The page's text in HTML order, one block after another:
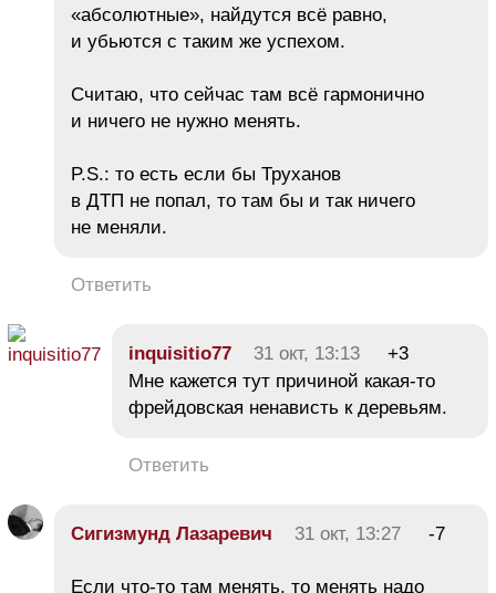
«абсолютные», найдутся всё равно,
и убьются с таким же успехом.
Считаю, что сейчас там всё гармонично
и ничего не нужно менять.
P.S.: то есть если бы Труханов
в ДТП не попал, то там бы и так ничего
не меняли.
Ответить
іnquіsitіо77 31 окт, 13:13
+3
Мне кажется тут причиной какая-то
фрейдовская ненависть к деревьям.
Ответить
Сигизмунд Лазаревич 31 окт, 13:27 -7
Если что-то там менять, то менять надо